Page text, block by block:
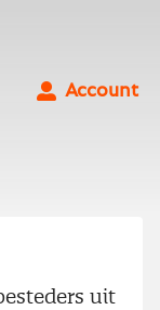
Account
uit